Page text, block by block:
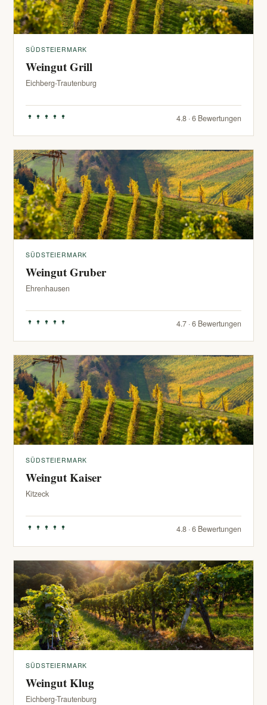
SÜDSTEIERMARK
Weingut Grill
Eichberg-Trautenburg
4.8 · 6 Bewertungen
SÜDSTEIERMARK
Weingut Gruber
Ehrenhausen
4.7 · 6 Bewertungen
SÜDSTEIERMARK
Weingut Kaiser
Kitzeck
4.8 · 6 Bewertungen
SÜDSTEIERMARK
Weingut Klug
Eichberg-Trautenburg